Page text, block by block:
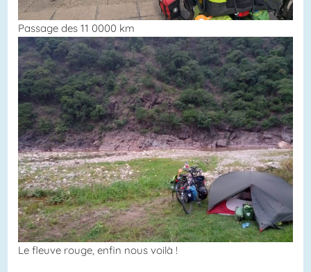
Passage des 11 0000 km
Le fleuve rouge, enfin nous voilà !